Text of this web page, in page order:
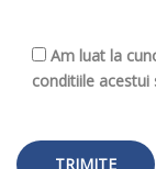
Am luat la
conditiile